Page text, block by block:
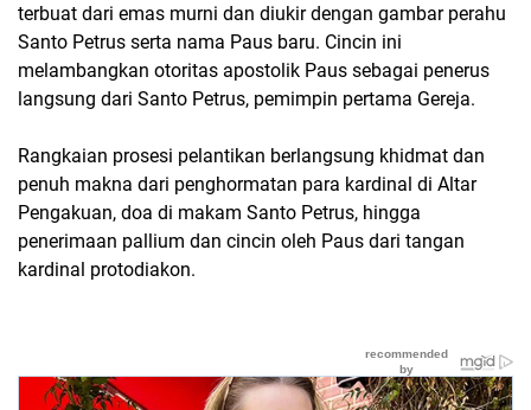
terbuat dari emas murni dan diukir dengan gambar perahu
Santo Petrus serta nama Paus baru. Cincin ini
melambangkan otoritas apostolik Paus sebagai penerus
langsung dari Santo Petrus, pemimpin pertama Gereja.
Rangkaian prosesi pelantikan berlangsung khidmat dan
penuh makna dari penghormatan para kardinal di Altar
Pengakuan, doa di makam Santo Petrus, hingga
penerimaan pallium dan cincin oleh Paus dari tangan
kardinal protodiakon.